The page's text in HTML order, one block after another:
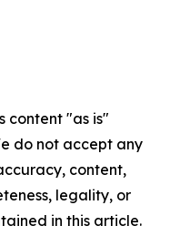
content "as is"
do not accept any
content,
legality, or
in this article.